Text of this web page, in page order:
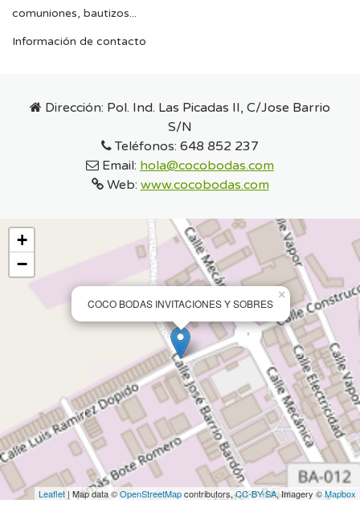
comuniones, bautizos...
Información de contacto
Dirección: Pol. Ind. Las Picadas II, C/Jose Barrio
S/N
Teléfonos: 648 852 237
Email: hola@cocobodas.com
Web: www.cocobodas.com
COCO BODAS INVITACIONES Y SOBRES
×
+
−
Leaflet | Map data ©OpenStreetMapcontributors,CC-BY-SA, Imagery ©Mapbox